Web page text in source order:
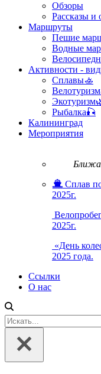
Обзоры
Рассказы и
Маршруты
Пешие
Водные
Активности -
Сплавы🚣
Рыбалка🎣
Калининград
Мероприятия
Сплав
2025г.
2025г.
«День
2025 года.
Ссылки
О нас
Искать...